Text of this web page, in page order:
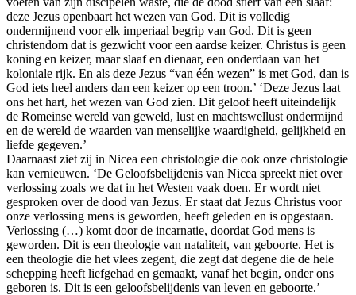
deze Jezus openbaart het wezen van God. Dit is volledig
ondermijnend voor elk imperiaal begrip van God. Dit is geen
christendom dat is gezwicht voor een aardse keizer. Christus is geen
koning en keizer, maar slaaf en dienaar, een onderdaan van het
koloniale rijk. En als deze Jezus “van één wezen” is met God, dan is
God iets heel anders dan een keizer op een troon.’ ‘Deze Jezus laat
ons het hart, het wezen van God zien. Dit geloof heeft uiteindelijk
de Romeinse wereld van geweld, lust en machtswellust ondermijnd
en de wereld de waarden van menselijke waardigheid, gelijkheid en
liefde gegeven.’
Daarnaast ziet zij in Nicea een christologie die ook onze christologie
kan vernieuwen. ‘De Geloofsbelijdenis van Nicea spreekt niet over
verlossing zoals we dat in het Westen vaak doen. Er wordt niet
gesproken over de dood van Jezus. Er staat dat Jezus Christus voor
onze verlossing mens is geworden, heeft geleden en is opgestaan.
Verlossing (…) komt door de incarnatie, doordat God mens is
geworden. Dit is een theologie van nataliteit, van geboorte. Het is
een theologie die het vlees zegent, die zegt dat degene die de hele
schepping heeft liefgehad en gemaakt, vanaf het begin, onder ons
geboren is. Dit is een geloofsbelijdenis van leven en geboorte.’